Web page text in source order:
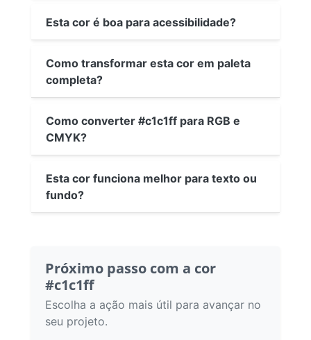
Esta cor é boa para acessibilidade?
Como transformar esta cor em paleta
completa?
Como converter #c1c1ff para RGB e
CMYK?
Esta cor funciona melhor para texto ou
fundo?
Próximo passo com a cor
#c1c1ff
Escolha a ação mais útil para avançar no
seu projeto.